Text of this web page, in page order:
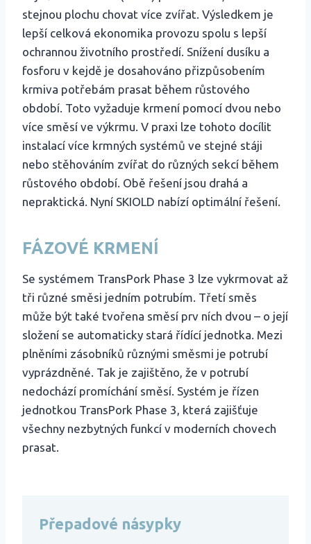
stejnou plochu chovat více zvířat. Výsledkem je
lepší celková ekonomika provozu spolu s lepší
ochrannou životního prostředí. Snížení dusíku a
fosforu v kejdě je dosahováno přizpůsobením
krmiva potřebám prasat během růstového
období. Toto vyžaduje krmení pomocí dvou nebo
více směsí ve výkrmu. V praxi lze tohoto docílit
instalací více krmných systémů ve stejné stáji
nebo stěhováním zvířat do různých sekcí během
růstového období. Obě řešení jsou drahá a
nepraktická. Nyní SKIOLD nabízí optimální řešení.
FÁZOVÉ KRMENÍ
Se systémem TransPork Phase 3 lze vykrmovat až
tři různé směsi jedním potrubím. Třetí směs
může být také tvořena směsí prv ních dvou – o její
složení se automaticky stará řídící jednotka. Mezi
plněními zásobníků různými směsmi je potrubí
vyprázdněné. Tak je zajištěno, že v potrubí
nedochází promíchání směsí. Systém je řízen
jednotkou TransPork Phase 3, která zajišťuje
všechny nezbytných funkcí v moderních chovech
prasat.
Přepadové násypky